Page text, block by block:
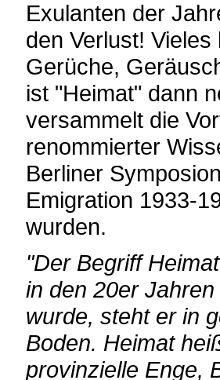
Exulanten der
den Verlust!
Gerüche,
ist "Heimat" dann
versammelt die
renommierter
Berliner
Emigration 1933-
wurden.
"Der Begriff
in den 20er
wurde, steht er in
Boden. Heimat
provinzielle Enge,